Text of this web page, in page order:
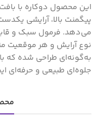
این محصول دوکاره با
پیگمنت بالا، آرایشی
می‌دهد. فرمول سبک و
به‌گونه‌ای طراحی شده که
جلوه‌ای طبیعی و حرفه‌ای